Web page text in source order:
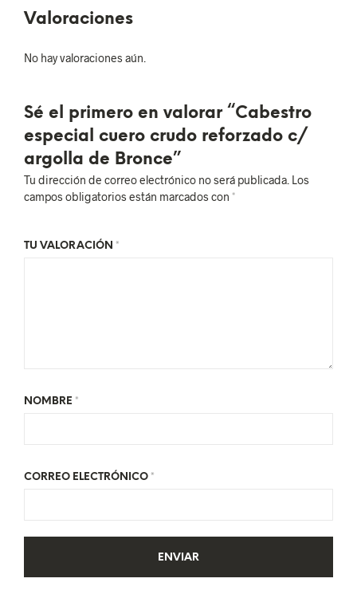
Valoraciones
No hay valoraciones aún.
Sé el primero en valorar “Cabestro
especial cuero crudo reforzado c/
argolla de Bronce”
Tu dirección de correo electrónico no será publicada. Los
campos obligatorios están marcados con *
TU VALORACIÓN *
NOMBRE *
CORREO ELECTRÓNICO *